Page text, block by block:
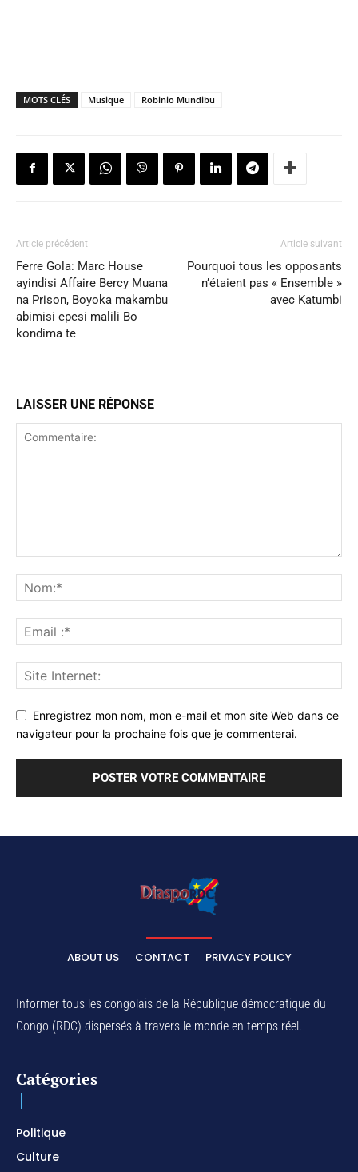
MOTS CLÉS Musique Robinio Mundibu
Article précédent
Ferre Gola: Marc House
ayindisi Affaire Bercy Muana
na Prison, Boyoka makambu
abimisi epesi malili Bo
kondima te
Article suivant
Pourquoi tous les opposants
n’étaient pas « Ensemble »
avec Katumbi
LAISSER UNE RÉPONSE
Enregistrez mon nom, mon e-mail et mon site Web dans ce
navigateur pour la prochaine fois que je commenterai.
ABOUT US CONTACT PRIVACY POLICY
Informer tous les congolais de la République démocratique du
Congo (RDC) dispersés à travers le monde en temps réel.
Catégories
Politique
Culture